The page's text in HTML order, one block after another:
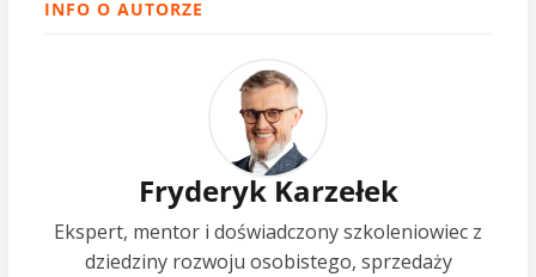
INFO O AUTORZE
Fryderyk Karzełek
Ekspert, mentor i doświadczony szkoleniowiec z
dziedziny rozwoju osobistego, sprzedaży